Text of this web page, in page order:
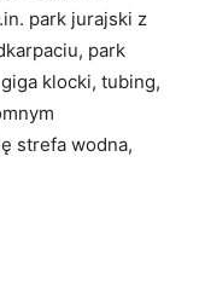
park jurajski z
park
klocki, tubing,
strefa wodna,